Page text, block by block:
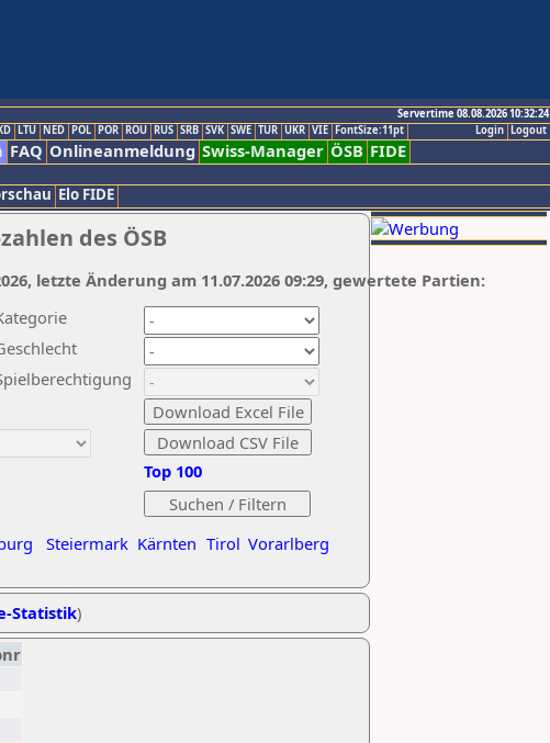
Servertime 08.08.2026 10:32:24
Logout
Login
LTU NED POL POR ROU RUS SRB SVK SWE TUR UKR VIE FontSize:11pt
FAQ Onlineanmeldung Swiss-Manager ÖSB FIDE
Elo FIDE
des ÖSB
Steiermark Kärnten Tirol Vorarlberg
Top 100
letzte Änderung am 11.07.2026 09:29, gewertete Partien:
Statistik)